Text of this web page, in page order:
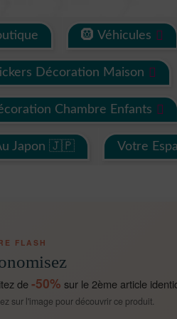
🛞 Véhicules
Décoration Maison
Chambre Enfants
Japon 🇯🇵 Votre
FLASH
de-50% sur le 2ème article
sur l'image pour découvrir ce produit.